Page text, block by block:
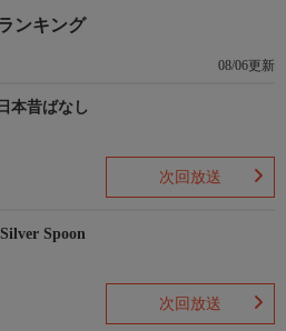
ンキング
08/06更新
本昔ばなし
次回放送
Spoon
次回放送